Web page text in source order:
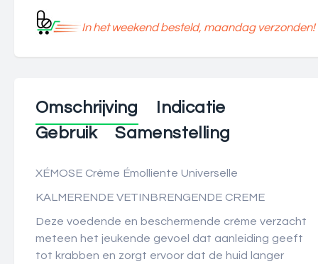
In het weekend besteld, maandag verzonden!
Omschrijving
Indicatie
Gebruik
Samenstelling
XÉMOSE Crème Émolliente Universelle
KALMERENDE VETINBRENGENDE CREME
Deze voedende en beschermende crème verzacht
meteen het jeukende gevoel dat aanleiding geeft
tot krabben en zorgt ervoor dat de huid langer